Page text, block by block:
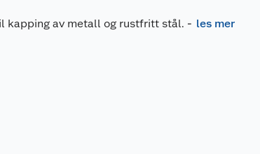
kapping av metall og rustfritt stål. - les mer